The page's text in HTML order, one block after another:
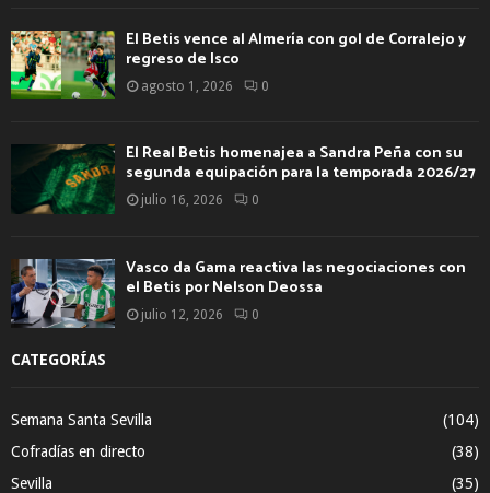
El Betis vence al Almería con gol de Corralejo y
regreso de Isco
agosto 1, 2026 0
El Real Betis homenajea a Sandra Peña con su
segunda equipación para la temporada 2026/27
julio 16, 2026 0
Vasco da Gama reactiva las negociaciones con
el Betis por Nelson Deossa
julio 12, 2026 0
CATEGORÍAS
Semana Santa Sevilla
(104)
Cofradías en directo
(38)
Sevilla
(35)